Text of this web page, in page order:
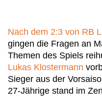
Nach dem 2:3 von RB
gingen die Fragen an
Themen des Spiels
Lukas Klostermann
Sieger aus der
27-Jährige stand im